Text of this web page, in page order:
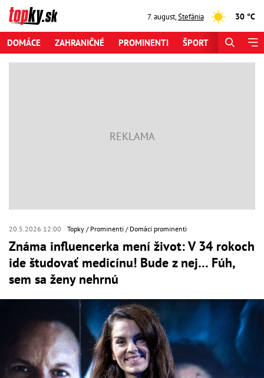
7. august,Štefánia 30 °C
DOMÁCE ZAHRANIČNÉ PROMINENTI ŠPORT
20.5.2026 12:00 Topky Prominenti Domáci prominenti
Známa influencerka mení život: V 34 rokoch
ide študovať medicínu! Bude z nej… Fúh,
sem sa ženy nehrnú